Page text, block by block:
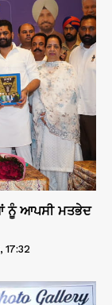
ਨੂੰ ਆਪਸੀ ਮਤਭੇਦ
17:32